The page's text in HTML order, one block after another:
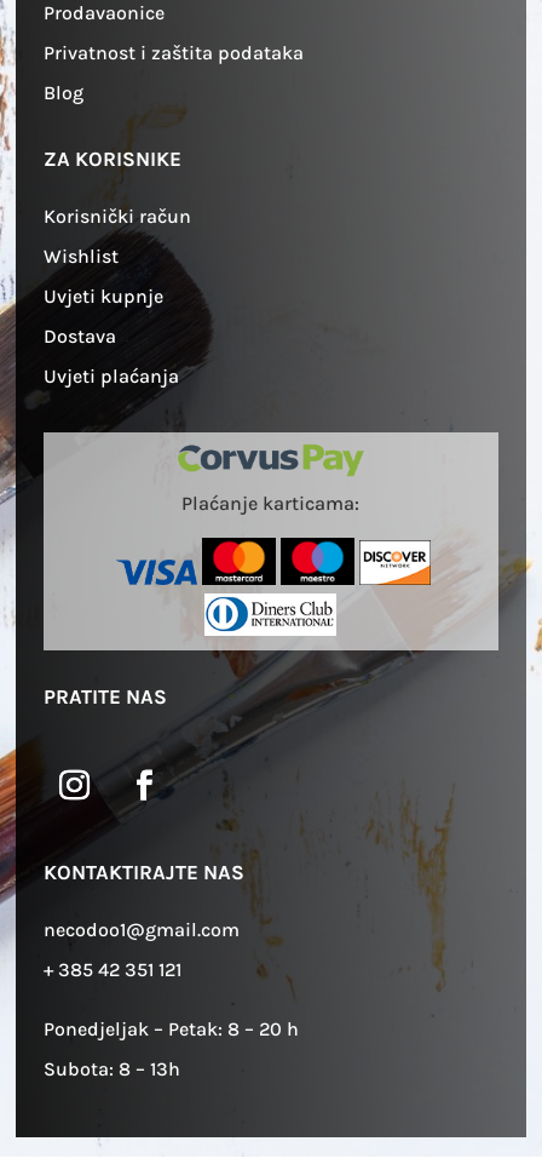
Prodavaonice
Privatnost i zaštita podataka
Blog
ZA KORISNIKE
Korisnički račun
Wishlist
Uvjeti kupnje
Dostava
Uvjeti plaćanja
Plaćanje karticama:
PRATITE NAS
KONTAKTIRAJTE NAS
necodoo1@gmail.com
+ 385 42 351 121
Ponedjeljak – Petak: 8 – 20 h
Subota: 8 – 13h